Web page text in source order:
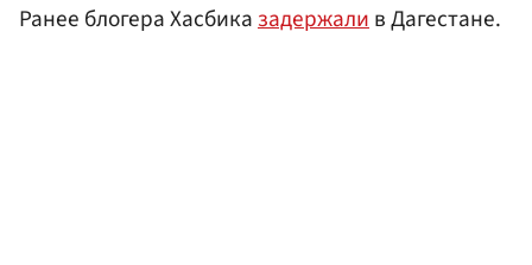
Ранее блогера Хасбиказадержалив Дагестане.